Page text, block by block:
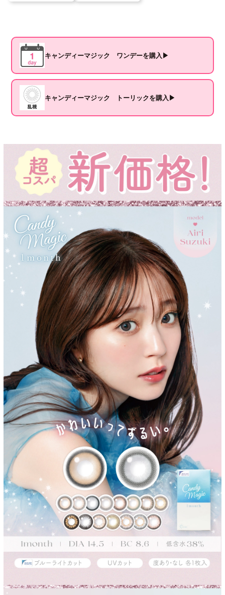
キャンディーマジック ワンデーを購入▶
キャンディーマジック トーリックを購入▶